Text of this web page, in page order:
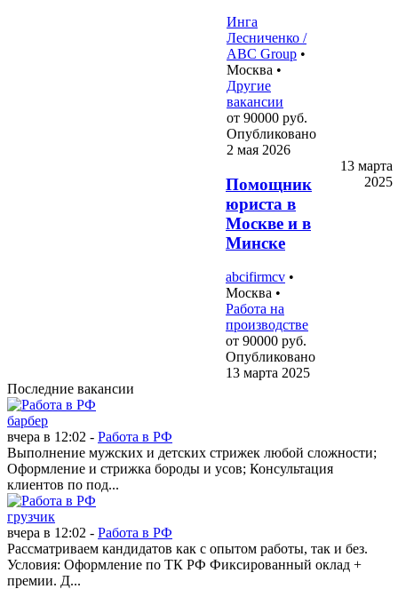
Инга
Лесниченко /
ABC Group •
Москва •
Другие
вакансии
от 90000 руб.
Опубликовано
2 мая 2026
Помощник
юриста в
Москве и в
Минске
abcifirmcv •
Москва •
Работа на
производстве
от 90000 руб.
Опубликовано
13 марта 2025
13 марта
2025
Последние вакансии
барбер
вчера в 12:02 - Работа в РФ
Выполнение мужских и детских стрижек любой сложности;
Оформление и стрижка бороды и усов; Консультация
клиентов по под...
грузчик
вчера в 12:02 - Работа в РФ
Рассматриваем кандидатов как с опытом работы, так и без.
Условия: Оформление по ТК РФ Фиксированный оклад +
премии. Д...